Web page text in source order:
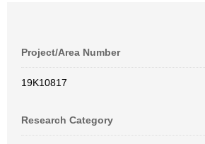
Project/Area Number
19K10817
Research Category